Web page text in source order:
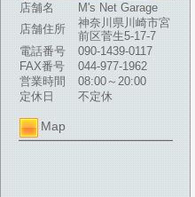
店舗名
M's Net Garage
店舗住所
神奈川県川崎市宮
前区菅生5-17-7
電話番号
090-1439-0117
FAX番号
044-977-1962
営業時間
08:00～20:00
定休日
不定休
Map